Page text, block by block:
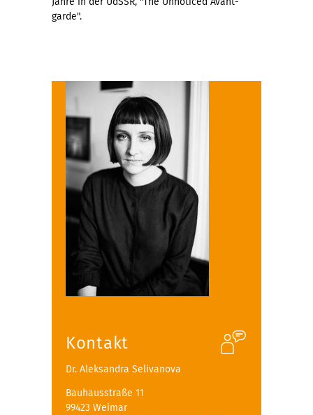
garde".
Kontakt
Dr. Aleksandra Selivanova
Bauhausstraße 11
99423 Weimar